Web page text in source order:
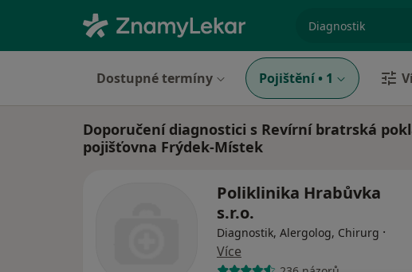
Dostupné termíny Pojištění • 1
Doporučení diagnostici s Revírní bratrská
pojišťovna Frýdek-Místek
Poliklinika Hrabůvka
s.r.o.
Diagnostik, Alergolog, Chirurg ·
Více